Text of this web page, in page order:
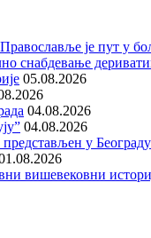
је пут у
снабдевање
05.08.2026
04.08.2026
04.08.2026
у Београду
вишевековни